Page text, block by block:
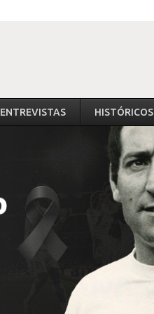
ENTREVISTAS HISTÓRICOS